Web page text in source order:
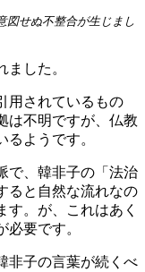
図せぬ不整合が生じまし
した。
用されているもの
は不明ですが、仏教
ようです。
で、韓非子の「法治
ると自然な流れなの
す。が、これはあく
必要です。
非子の言葉が続くべ